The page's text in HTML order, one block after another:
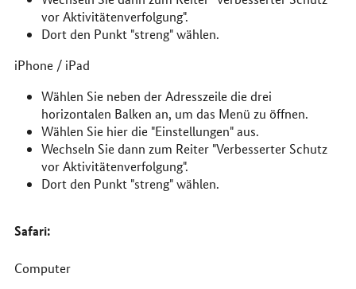
vor Aktivitätenverfolgung".
Dort den Punkt "streng" wählen.
iPhone / iPad
Wählen Sie neben der Adresszeile die drei
horizontalen Balken an, um das Menü zu öffnen.
Wählen Sie hier die "Einstellungen" aus.
Wechseln Sie dann zum Reiter "Verbesserter Schutz
vor Aktivitätenverfolgung".
Dort den Punkt "streng" wählen.
Safari:
Computer